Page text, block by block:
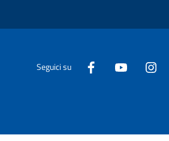
Seguici su